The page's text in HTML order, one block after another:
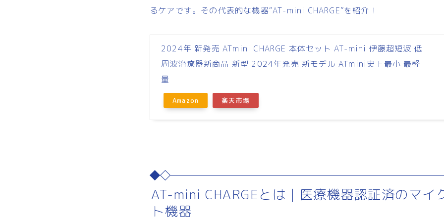
るケアです。その代表的な機器“AT-mini CHARGE”を紹介！
2024年 新発売 ATmini CHARGE 本体セット AT-mini 伊藤超短波 低
周波治療器新商品 新型 2024年発売 新モデル ATmini史上最小 最軽
量
Amazon 楽天市場
AT-mini CHARGEとは｜医療機器認証済のマイ
ト機器